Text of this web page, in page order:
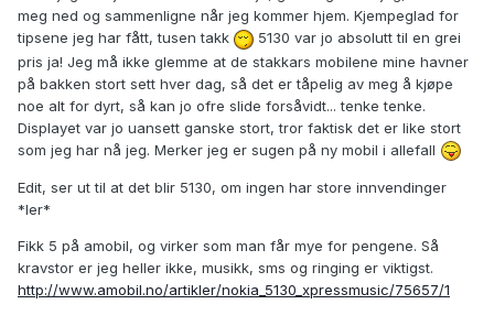
meg ned og sammenligne når jeg kommer hjem. Kjempeglad for
tipsene jeg har fått, tusen takk
5130 var jo absolutt til en grei
pris ja! Jeg må ikke glemme at de stakkars mobilene mine havner
på bakken stort sett hver dag, så det er tåpelig av meg å kjøpe
noe alt for dyrt, så kan jo ofre slide forsåvidt... tenke tenke.
Displayet var jo uansett ganske stort, tror faktisk det er like stort
som jeg har nå jeg. Merker jeg er sugen på ny mobil i allefall
Edit, ser ut til at det blir 5130, om ingen har store innvendinger
*ler*
Fikk 5 på amobil, og virker som man får mye for pengene. Så
kravstor er jeg heller ikke, musikk, sms og ringing er viktigst.
http://www.amobil.no/artikler/nokia_5130_xpressmusic/75657/1